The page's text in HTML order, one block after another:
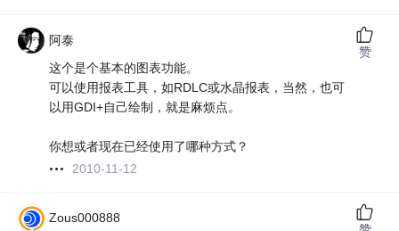
阿泰
这个是个基本的图表功能。
可以使用报表工具，如RDLC或水晶报表，当然，也可
以用GDI+自己绘制，就是麻烦点。
你想或者现在已经使用了哪种方式？
2010-11-12
赞
Zous000888